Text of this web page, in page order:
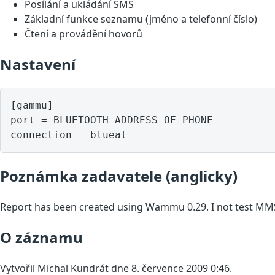
Posílání a ukládání SMS
Základní funkce seznamu (jméno a telefonní číslo)
Čtení a provádění hovorů
Nastavení
[gammu]
port = BLUETOOTH ADDRESS OF PHONE
Poznámka zadavatele (anglicky)
Report has been created using Wammu 0.29. I not test
O záznamu
Vytvořil Michal Kundrát dne 8. července 2009 0:46.